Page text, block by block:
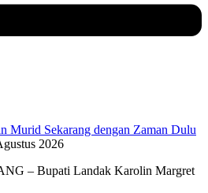
Murid Sekarang dengan Zaman Dulu
2026
– Bupati Landak Karolin Margret